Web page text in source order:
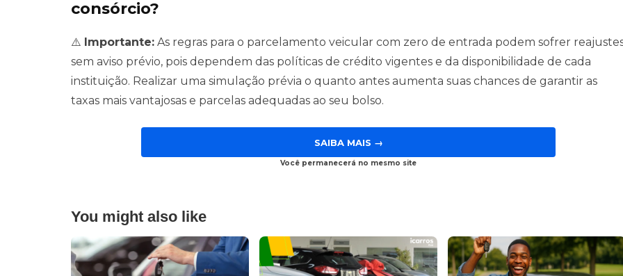
consórcio?
⚠️ Importante: As regras para o parcelamento veicular com zero de entrada podem sofrer
sem aviso prévio, pois dependem das políticas de crédito vigentes e da disponibilidade de cada
instituição. Realizar uma simulação prévia o quanto antes aumenta suas chances de garantir as
taxas mais vantajosas e parcelas adequadas ao seu bolso.
SAIBA MAIS →
Você permanecerá no mesmo site
You might also like